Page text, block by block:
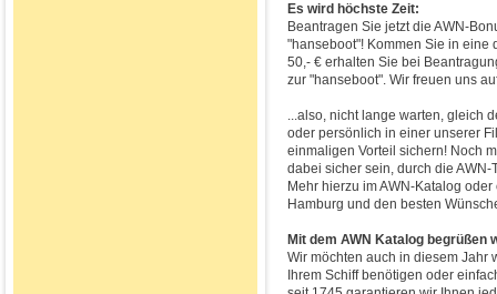
Es wird höchste Zeit:
Beantragen Sie jetzt die AWN-
"hanseboot"! Kommen Sie in eine
50,- € erhalten Sie bei
zur "hanseboot". Wir freuen uns
...also, nicht lange warten, gleich
oder persönlich in einer unserer
einmaligen Vorteil sichern! Noch
dabei sicher sein, durch die
Mehr hierzu im AWN-Katalog
Hamburg und den besten
Mit dem AWN Katalog begrüßen
Wir möchten auch in diesem Jahr
Ihrem Schiff benötigen oder